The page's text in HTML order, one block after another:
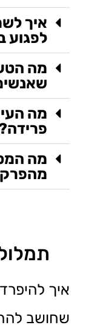
איך
לפגוע
מה
מה
מה
איך
שחושב